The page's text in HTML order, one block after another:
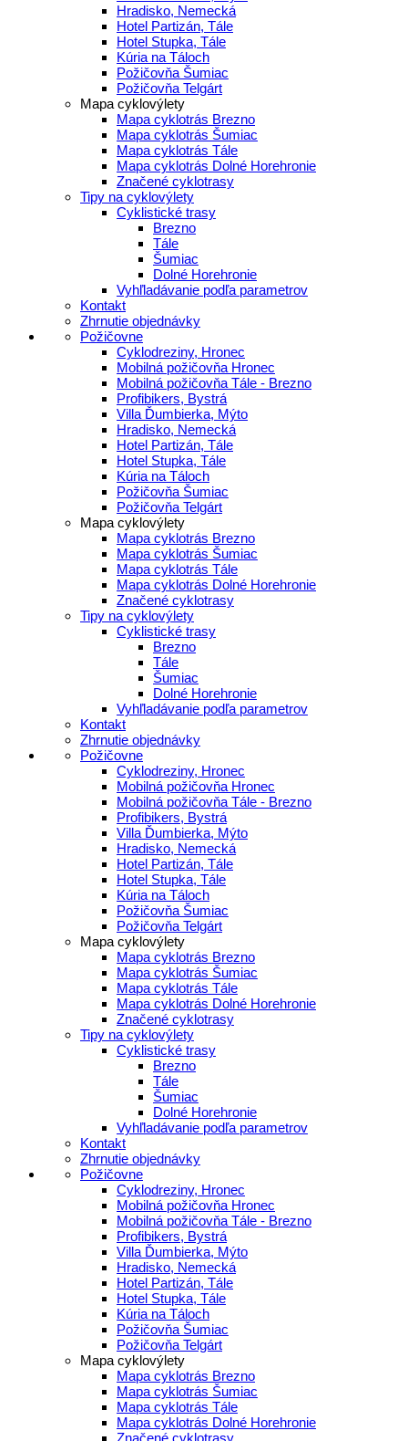
Hradisko, Nemecká
Hotel Partizán, Tále
Hotel Stupka, Tále
Kúria na Táloch
Požičovňa Šumiac
Požičovňa Telgárt
Mapa cyklovýlety
Mapa cyklotrás Brezno
Mapa cyklotrás Šumiac
Mapa cyklotrás Tále
Mapa cyklotrás Dolné Horehronie
Značené cyklotrasy
Tipy na cyklovýlety
Cyklistické trasy
Brezno
Tále
Šumiac
Dolné Horehronie
Vyhľladávanie podľa parametrov
Kontakt
Zhrnutie objednávky
Požičovne
Cyklodreziny, Hronec
Mobilná požičovňa Hronec
Mobilná požičovňa Tále - Brezno
Profibikers, Bystrá
Villa Ďumbierka, Mýto
Hradisko, Nemecká
Hotel Partizán, Tále
Hotel Stupka, Tále
Kúria na Táloch
Požičovňa Šumiac
Požičovňa Telgárt
Mapa cyklovýlety
Mapa cyklotrás Brezno
Mapa cyklotrás Šumiac
Mapa cyklotrás Tále
Mapa cyklotrás Dolné Horehronie
Značené cyklotrasy
Tipy na cyklovýlety
Cyklistické trasy
Brezno
Tále
Šumiac
Dolné Horehronie
Vyhľladávanie podľa parametrov
Kontakt
Zhrnutie objednávky
Požičovne
Cyklodreziny, Hronec
Mobilná požičovňa Hronec
Mobilná požičovňa Tále - Brezno
Profibikers, Bystrá
Villa Ďumbierka, Mýto
Hradisko, Nemecká
Hotel Partizán, Tále
Hotel Stupka, Tále
Kúria na Táloch
Požičovňa Šumiac
Požičovňa Telgárt
Mapa cyklovýlety
Mapa cyklotrás Brezno
Mapa cyklotrás Šumiac
Mapa cyklotrás Tále
Mapa cyklotrás Dolné Horehronie
Značené cyklotrasy
Tipy na cyklovýlety
Cyklistické trasy
Brezno
Tále
Šumiac
Dolné Horehronie
Vyhľladávanie podľa parametrov
Kontakt
Zhrnutie objednávky
Požičovne
Cyklodreziny, Hronec
Mobilná požičovňa Hronec
Mobilná požičovňa Tále - Brezno
Profibikers, Bystrá
Villa Ďumbierka, Mýto
Hradisko, Nemecká
Hotel Partizán, Tále
Hotel Stupka, Tále
Kúria na Táloch
Požičovňa Šumiac
Požičovňa Telgárt
Mapa cyklovýlety
Mapa cyklotrás Brezno
Mapa cyklotrás Šumiac
Mapa cyklotrás Tále
Mapa cyklotrás Dolné Horehronie
Značené cyklotrasy